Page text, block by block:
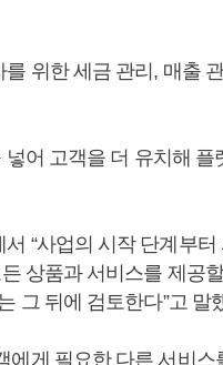
위한 세금 관리, 매출
어 고객을 더 유치해 플
“사업의 시작 단계부
상품과 서비스를 제공
그 뒤에 검토한다”고 말
게 필요한 다른 서비스